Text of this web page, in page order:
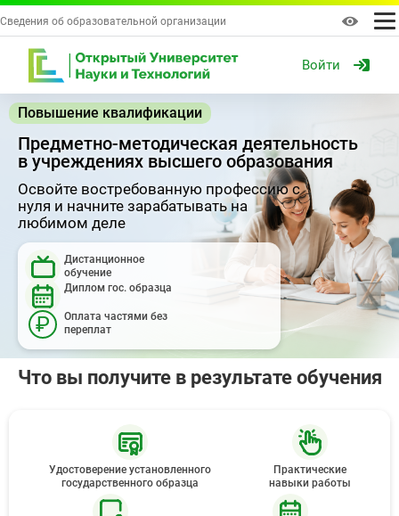
Сведения об образовательной организации
Войти
Повышение квалификации
Предметно-методическая деятельность
в учреждениях высшего образования
Освойте востребованную профессию с
нуля и начните зарабатывать на
любимом деле
Дистанционное
обучение
Диплом гос. образца
₽
Оплата частями без
переплат
Что вы получите в результате обучения
Удостоверение установленного
государственного образца
Практические
навыки работы